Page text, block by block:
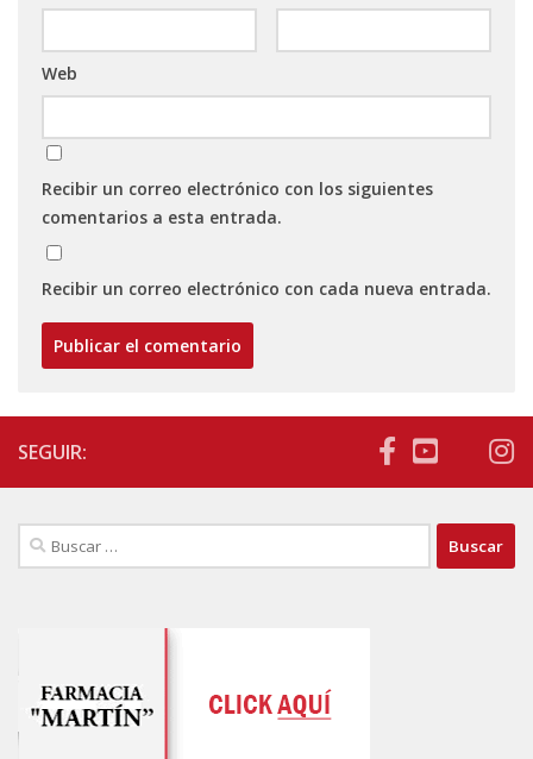
Web
Recibir un correo electrónico con los siguientes
comentarios a esta entrada.
Recibir un correo electrónico con cada nueva entrada.
SEGUIR:
Buscar: